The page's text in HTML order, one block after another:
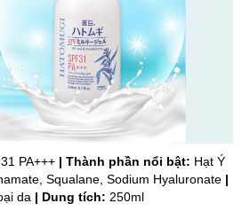
PA+++ | Thành phần nổi bật: Hạt Ý
Squalane, Sodium Hyaluronate |
da | Dung tích: 250ml